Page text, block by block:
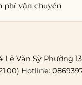
phí vận chuyển
Lê Văn Sỹ Phường
Hotline: